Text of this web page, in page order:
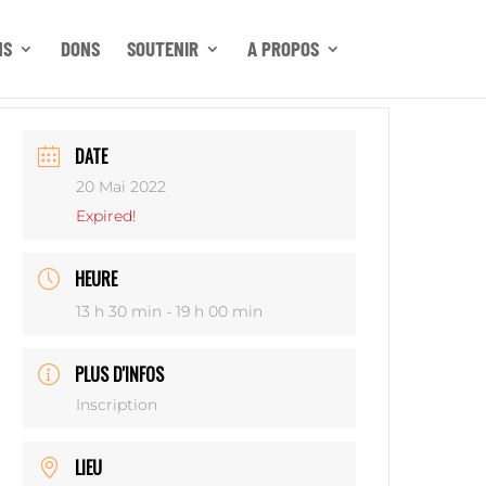
DONS SOUTENIR A PROPOS
DATE
20 Mai 2022
Expired!
HEURE
13 h 30 min - 19 h 00 min
PLUS D'INFOS
Inscription
LIEU